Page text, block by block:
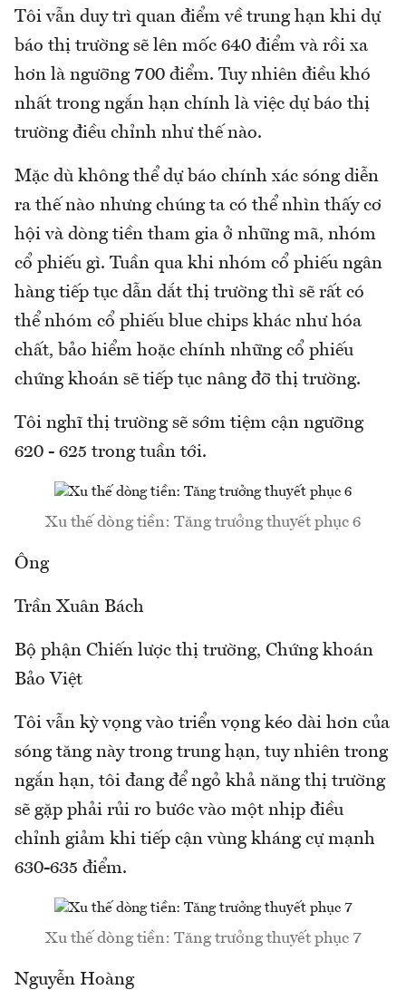
Tôi vẫn duy trì quan điểm về trung hạn khi dự
báo thị trường sẽ lên mốc 640 điểm và rồi xa
hơn là ngưỡng 700 điểm. Tuy nhiên điều khó
nhất trong ngắn hạn chính là việc dự báo thị
trường điều chỉnh như thế nào.
Mặc dù không thể dự báo chính xác sóng diễn
ra thế nào nhưng chúng ta có thể nhìn thấy cơ
hội và dòng tiền tham gia ở những mã, nhóm
cổ phiếu gì. Tuần qua khi nhóm cổ phiếu ngân
hàng tiếp tục dẫn dắt thị trường thì sẽ rất có
thể nhóm cổ phiếu blue chips khác như hóa
chất, bảo hiểm hoặc chính những cổ phiếu
chứng khoán sẽ tiếp tục nâng đỡ thị trường.
Tôi nghĩ thị trường sẽ sớm tiệm cận ngưỡng
620 - 625 trong tuần tới.
Xu thế dòng tiền: Tăng trưởng thuyết phục 6
Ông
Trần Xuân Bách
Bộ phận Chiến lược thị trường, Chứng khoán
Bảo Việt
Tôi vẫn kỳ vọng vào triển vọng kéo dài hơn của
sóng tăng này trong trung hạn, tuy nhiên trong
ngắn hạn, tôi đang để ngỏ khả năng thị trường
sẽ gặp phải rủi ro bước vào một nhịp điều
chỉnh giảm khi tiếp cận vùng kháng cự mạnh
630-635 điểm.
Xu thế dòng tiền: Tăng trưởng thuyết phục 7
Nguyễn Hoàng